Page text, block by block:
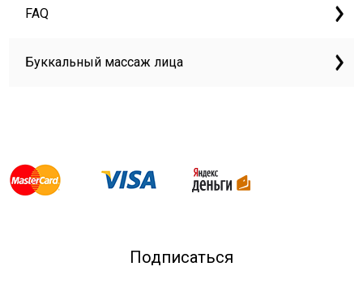
FAQ
Буккальный массаж лица
Подписаться